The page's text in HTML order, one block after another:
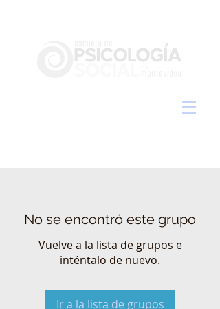
No se encontró este grupo
Vuelve a la lista de grupos e
inténtalo de nuevo.
Ir a la lista de grupos